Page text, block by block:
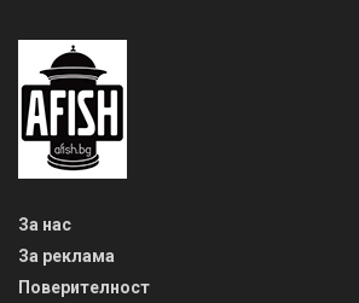
За нас
За реклама
Поверителност